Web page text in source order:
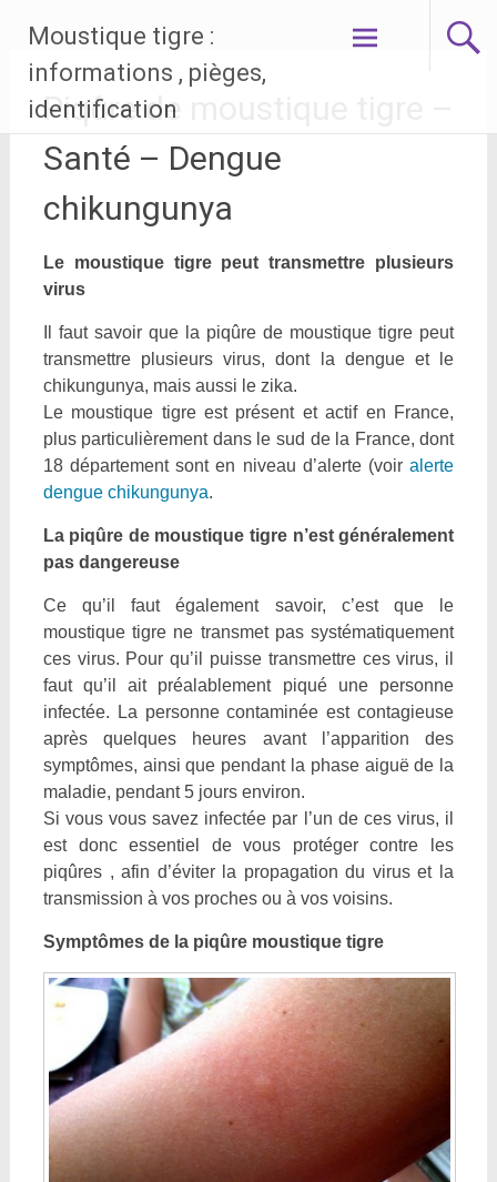
contenu
Moustique tigre :
informations , pièges,
identification
Piqûre de moustique tigre –
Santé – Dengue
chikungunya
Le moustique tigre peut transmettre plusieurs
virus
Il faut savoir que la piqûre de moustique tigre peut
transmettre plusieurs virus, dont la dengue et le
chikungunya, mais aussi le zika.
Le moustique tigre est présent et actif en France,
plus particulièrement dans le sud de la France, dont
18 département sont en niveau d’alerte (voiralerte
dengue chikungunya.
La piqûre de moustique tigre n’est généralement
pas dangereuse
Ce qu’il faut également savoir, c’est que le
moustique tigre ne transmet pas systématiquement
ces virus. Pour qu’il puisse transmettre ces virus, il
faut qu’il ait préalablement piqué une personne
infectée. La personne contaminée est contagieuse
après quelques heures avant l’apparition des
symptômes, ainsi que pendant la phase aiguë de la
maladie, pendant 5 jours environ.
Si vous vous savez infectée par l’un de ces virus, il
est donc essentiel de vous protéger contre les
piqûres , afin d’éviter la propagation du virus et la
transmission à vos proches ou à vos voisins.
Symptômes de la piqûre moustique tigre